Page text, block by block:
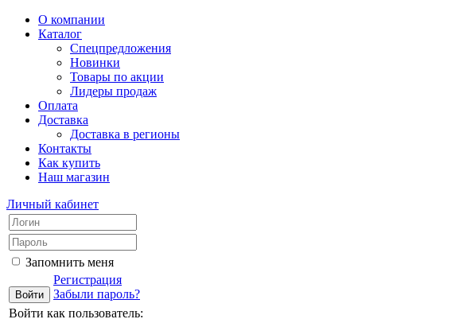
О компании
Каталог
Спецпредложения
Новинки
Товары по акции
Лидеры продаж
Оплата
Доставка
Доставка в регионы
Контакты
Как купить
Наш магазин
Личный кабинет
Запомнить меня
Регистрация
Забыли пароль?
Войти как пользователь: